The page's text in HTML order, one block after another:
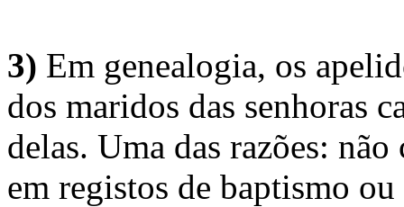
3) Em genealogia, os
dos maridos das senhoras
delas. Uma das razões:
em registos de baptismo